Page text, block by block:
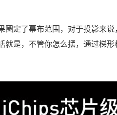
圈定了幕布范围，对于投影来
就是，不管你怎么摆，通过梯